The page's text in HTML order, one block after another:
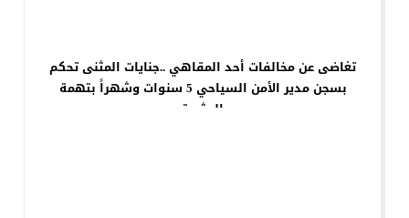
تغاضى عن مخالفات أحد المقاهي ..جنايات المثنى تحكم
بسجن مدير الأمن السياحي 5 سنوات وشهراً بتهمة
الرشوة